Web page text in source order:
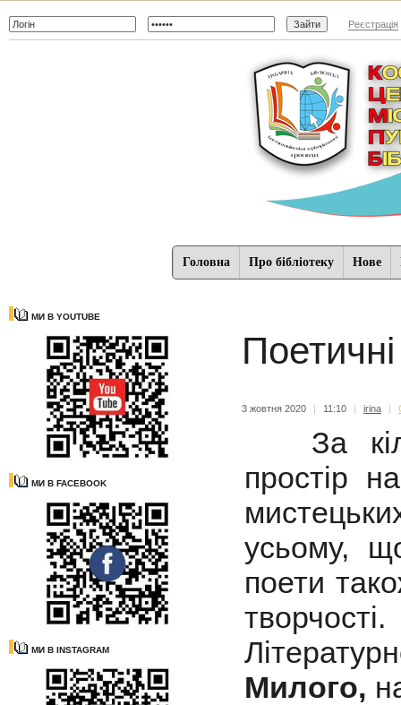
Реєстрація
Головна Про бібліотеку Нове
МИ В YOUTUBE
МИ В FACEBOOK
МИ В INSTAGRAM
3 жовтня 2020 | 11:10 | irina |
За
простір
усьому,
поети
Милого,